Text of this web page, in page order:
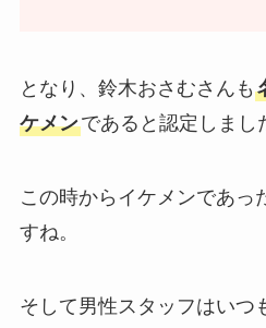
となり、鈴木おさむさんも
ケメンであると認定しまし
この時からイケメンであっ
すね。
そして男性スタッフはいつ